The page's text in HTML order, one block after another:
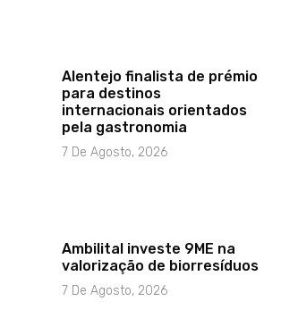
Alentejo finalista de prémio
para destinos
internacionais orientados
pela gastronomia
7 De Agosto, 2026
Ambilital investe 9ME na
valorização de biorresíduos
7 De Agosto, 2026